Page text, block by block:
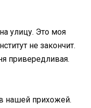
улицу. Это моя
не закончит.
привередливая.
нашей прихожей.